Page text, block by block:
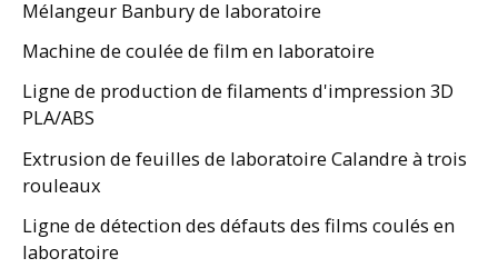
Mélangeur Banbury de laboratoire
Machine de coulée de film en laboratoire
Ligne de production de filaments d'impression 3D
PLA/ABS
Extrusion de feuilles de laboratoire Calandre à trois
rouleaux
Ligne de détection des défauts des films coulés en
laboratoire